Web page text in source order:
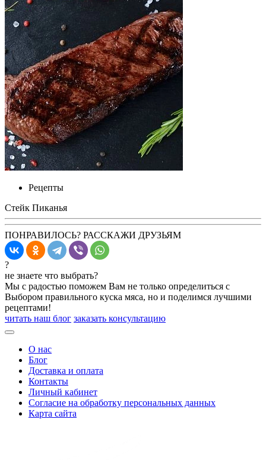
Рецепты
Стейк Пиканья
ПОНРАВИЛОСЬ? РАССКАЖИ ДРУЗЬЯМ
?
не знаете что выбрать?
Мы с радостью поможем Вам не только определиться с
Выбором правильного куска мяса, но и поделимся лучшими
рецептами!
читать наш блог заказать консультацию
О нас
Блог
Доставка и оплата
Контакты
Личный кабинет
Согласие на обработку персональных данных
Карта сайта